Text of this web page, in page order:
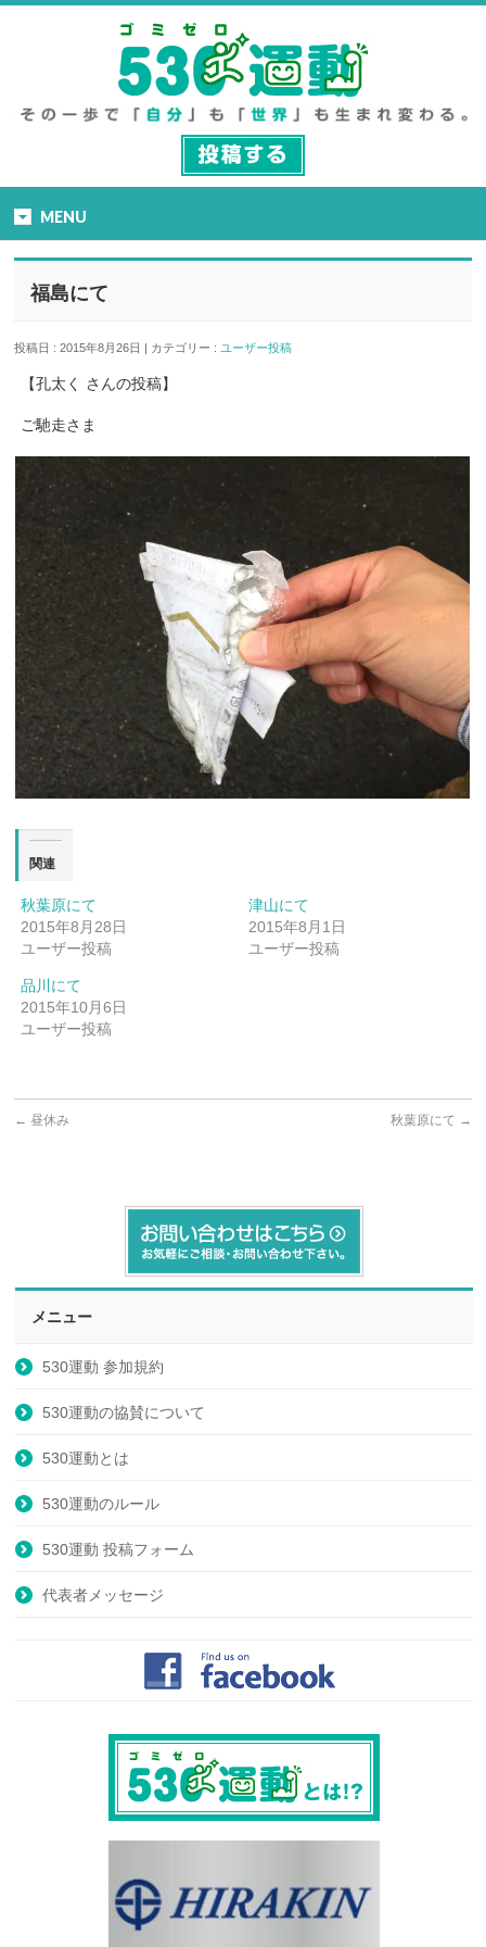
MENU
福島にて
投稿日 : 2015年8月26日 | カテゴリー :ユーザー投稿
【孔太く さんの投稿】
ご馳走さま
関連
秋葉原にて
2015年8月28日
ユーザー投稿
津山にて
2015年8月1日
ユーザー投稿
品川にて
2015年10月6日
ユーザー投稿
← 昼休み 秋葉原にて →
メニュー
530運動 参加規約
530運動の協賛について
530運動とは
530運動のルール
530運動 投稿フォーム
代表者メッセージ